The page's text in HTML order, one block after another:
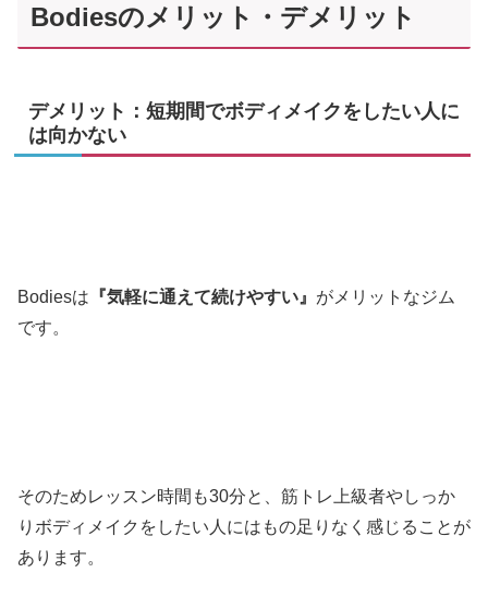
Bodiesのメリット・デメリット
デメリット：短期間でボディメイクをしたい人に
は向かない
Bodiesは 『気軽に通えて続けやすい』 がメリットなジム
です。
そのためレッスン時間も30分と、筋トレ上級者やしっか
りボディメイクをしたい人にはもの足りなく感じることが
あります。